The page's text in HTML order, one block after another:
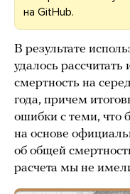
на GitHub.
В результате
удалось
смертность на
года, причем
ошибки с теми, что
на основе
об общей
расчета мы не